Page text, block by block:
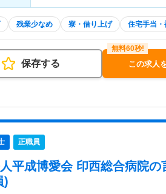
残業少なめ 寮・借り上げ 住宅手当・
保存する この求人
正職員
平成博愛会 印西総合病院の
)